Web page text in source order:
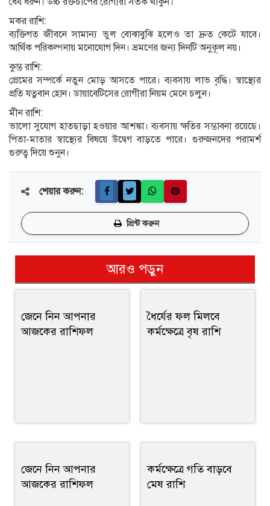
মকর রাশি:
ব্যক্তিগত জীবনে সামান্য ভুল বোঝাবুঝি হলেও তা দ্রুত কেটে যাবে।
আর্থিক পরিকল্পনায় মনোযোগ দিন। ভ্রমণের জন্য দিনটি অনুকূল নয়।
কুম্ভ রাশি:
প্রেমের সম্পর্কে নতুন মোড় আসতে পারে। ব্যবসায় লাভ বৃদ্ধি। স্বাস্থ্যের
প্রতি যত্নবান হোন। ডায়াবেটিসের রোগীরা নিয়ম মেনে চলুন।
মীন রাশি:
ভালো সুযোগ হাতছাড়া হওয়ার আশঙ্কা। ব্যবসায় ক্ষতির সম্ভাবনা রয়েছে।
পিতা-মাতার স্বাস্থ্যের বিষয়ে উদ্বেগ বাড়তে পারে। গুরুজনদের পরামর্শ
গুরুত্ব দিয়ে শুনুন।
শেয়ার করুন:
প্রিন্ট করুন
আরও পড়ুন
জেনে নিন আপনার
আজকের রাশিফল
ধৈর্যের ফল মিলবে
কর্মক্ষেত্রে বৃষ রাশি
জেনে নিন আপনার
আজকের রাশিফল
কর্মক্ষেত্রে গতি বাড়বে
মেষ রাশি